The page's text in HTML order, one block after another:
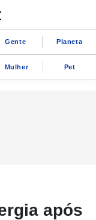
Gente Planeta
Mulher Pet
após